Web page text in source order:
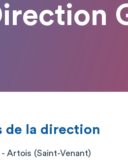
de la direction
Artois (Saint-Venant)